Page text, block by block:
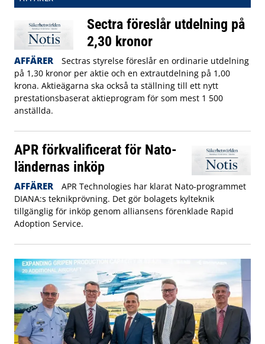
Sectra föreslår utdelning på
2,30 kronor
AFFÄRER
Sectras styrelse föreslår en ordinarie utdelning
på 1,30 kronor per aktie och en extrautdelning på 1,00
krona. Aktieägarna ska också ta ställning till ett nytt
prestationsbaserat aktieprogram för som mest 1 500
anställda.
APR förkvalificerat för Nato-
ländernas inköp
AFFÄRER
APR Technologies har klarat Nato-programmet
DIANA:s teknikprövning. Det gör bolagets kylteknik
tillgänglig för inköp genom alliansens förenklade Rapid
Adoption Service.